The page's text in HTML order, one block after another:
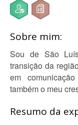
Sobre mim:
Sou de São
transição da
em
também o meu
Resumo da